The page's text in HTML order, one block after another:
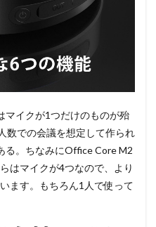
イクが1つだけのものが殆
数での会議を想定して作られ
る。ちなみにOffice Core M2
はマイクが4つなので、より
ます。もちろん1人で使って